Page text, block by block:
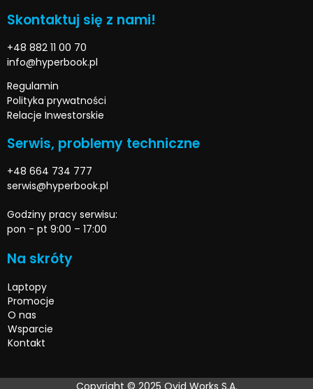
Skontaktuj się z nami!
+48 882 11 00 70
info@hyperbook.pl
Regulamin
Polityka prywatności
Relacje Inwestorskie
Serwis, problemy techniczne
+48 664 734 777
serwis@hyperbook.pl
Godziny pracy serwisu:
pon - pt 9:00 – 17:00
Na skróty
Laptopy
Promocje
O nas
Wsparcie
Kontakt